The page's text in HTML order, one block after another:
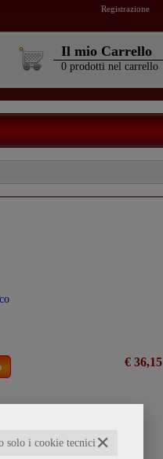
✕
solo i cookie tecnici
Registrazione
Il mio Carrello
0 prodotti nel carrello
€ 36,15